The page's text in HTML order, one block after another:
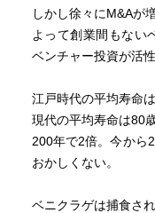
ベンチャーキャピタ
りの1回が20倍にな
しかし徐々にM&Aが
よって創業間もない
ベンチャー投資が活
江戸時代の平均寿命
現代の平均寿命は80
200年で2倍。今から
おかしくない。
ベニクラゲは捕食さ